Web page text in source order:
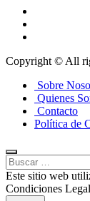
Copyright © All
Sobre
Quienes
Contacto
Política de
Buscar:
Este sitio web
Condiciones